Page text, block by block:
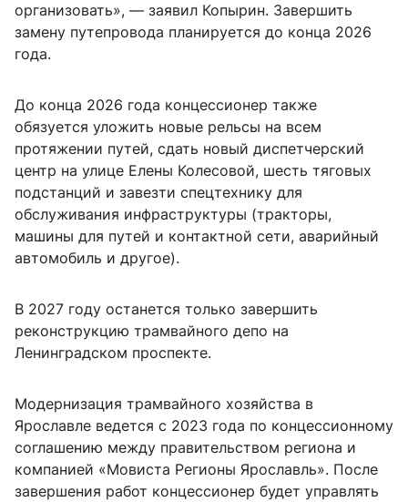
организовать», — заявил Копырин. Завершить
замену путепровода планируется до конца 2026
года.
До конца 2026 года концессионер также
обязуется уложить новые рельсы на всем
протяжении путей, сдать новый диспетчерский
центр на улице Елены Колесовой, шесть тяговых
подстанций и завезти спецтехнику для
обслуживания инфраструктуры (тракторы,
машины для путей и контактной сети, аварийный
автомобиль и другое).
В 2027 году останется только завершить
реконструкцию трамвайного депо на
Ленинградском проспекте.
Модернизация трамвайного хозяйства в
Ярославле ведется с 2023 года по концессионному
соглашению между правительством региона и
компанией «Мовиста Регионы Ярославль». После
завершения работ концессионер будет управлять